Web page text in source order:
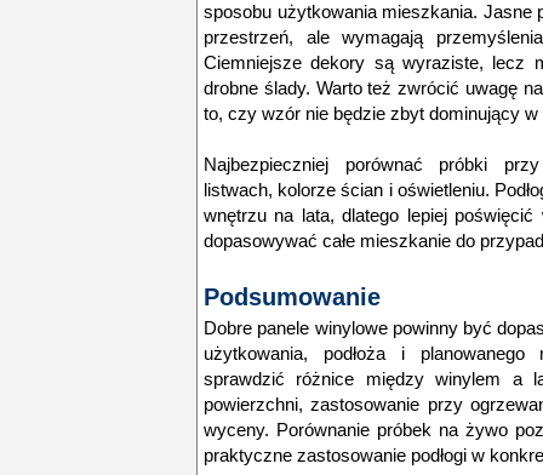
sposobu użytkowania mieszkania. Jasne
przestrzeń, ale wymagają
Ciemniejsze dekory są wyraziste, lecz
drobne ślady. Warto też zwrócić uwagę
to, czy wzór nie będzie zbyt dominujący
Najbezpieczniej porównać próbki
listwach, kolorze ścian i oświetleniu.
wnętrzu na lata, dlatego lepiej
dopasowywać całe mieszkanie do
Podsumowanie
Dobre panele winylowe powinny być
użytkowania, podłoża i
sprawdzić różnice między winylem a
powierzchni, zastosowanie przy
wyceny. Porównanie próbek na żywo
praktyczne zastosowanie podłogi w